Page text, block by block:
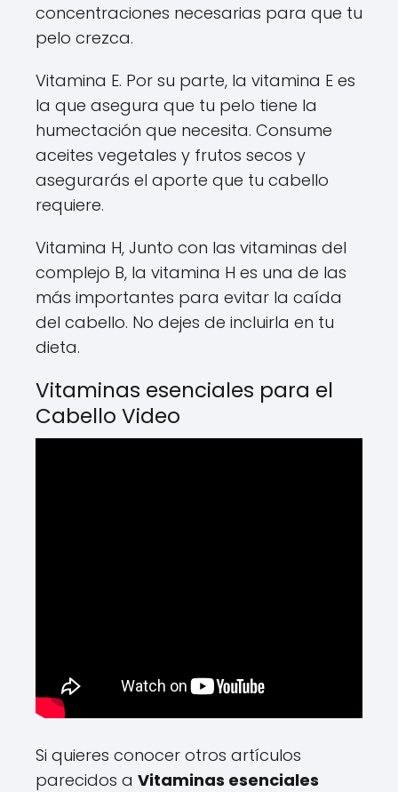
concentraciones necesarias para que tu
pelo crezca.
Vitamina E. Por su parte, la vitamina E es
la que asegura que tu pelo tiene la
humectación que necesita. Consume
aceites vegetales y frutos secos y
asegurarás el aporte que tu cabello
requiere.
Vitamina H, Junto con las vitaminas del
complejo B, la vitamina H es una de las
más importantes para evitar la caída
del cabello. No dejes de incluirla en tu
dieta.
Vitaminas esenciales para el
Cabello Video
Si quieres conocer otros artículos
parecidos a Vitaminas esenciales